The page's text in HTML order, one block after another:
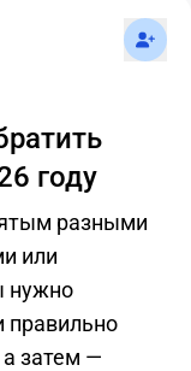
году
разными
или
нужно
правильно
затем —